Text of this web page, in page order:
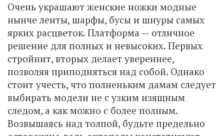
Очень украшают женские ножки модные
нынче ленты, шарфы, бусы и шнуры самых
ярких расцветок. Платформа — отличное
решение для полных и невысоких. Первых
стройнит, вторых делает увереннее,
позволяя приподняться над собой. Однако
стоит учесть, что полненьким дамам следует
выбирать модели не с узким изящным
следом, а как можно с более полным.
Возвышаясь над толпой, будьте предельно